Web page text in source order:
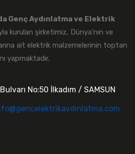
Genç Aydınlatma ve Elektrik
kurulan şirketimiz, Dünya’nın ve
ait elektrik malzemelerinin toptan
yapmaktadır.
No:50 İlkadım / SAMSUN